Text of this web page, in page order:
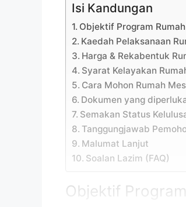
Isi Kandungan
Objektif Program
Kaedah Pelaksanaan
Harga & Rekabentuk
Syarat Kelayakan
Cara Mohon Rumah
Dokumen yang
Semakan Status
Tanggungjawab
Malumat Lanjut
Soalan Lazim (FAQ)
Objektif